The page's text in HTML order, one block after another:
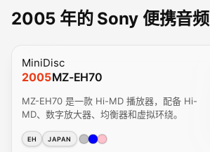
2005 年的 Sony 便携音频
MiniDisc
2005MZ-EH70
MZ-EH70 是一款 Hi-MD 播放器，配备 Hi-
MD、数字放大器、均衡器和虚拟环绕。
EH JAPAN